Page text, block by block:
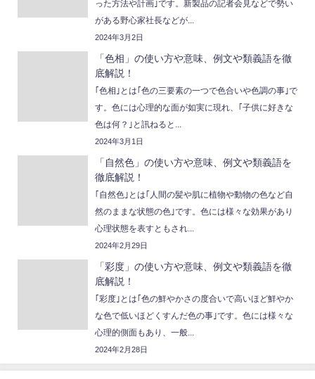
った方法や計画｣です。新製品の記者会見などで勢い
がある野心家社長などが...
2024年3月2日
「色相」の使い方や意味、例文や類義語を徹
底解説！
｢色相｣とは｢色の三要素の一つで色合いや色調の事｣で
す。色には心理的な面が如実に現れ、｢子供に好きな
色は何？｣と訊ねると...
2024年3月1日
「自然色」の使い方や意味、例文や類義語を
徹底解説！
｢自然色｣とは｢人間の髪や肌に植物や動物の色など自
然のままな状態の色｣です。色には様々な効果があり
心理状態を表すともされ...
2024年2月29日
「彩度」の使い方や意味、例文や類義語を徹
底解説！
｢彩度｣とは｢色の鮮やかさの度合いで高いほど鮮やか
な色で低いほどくすんだ色の事｣です。色には様々な
心理的側面もあり、一般...
2024年2月28日